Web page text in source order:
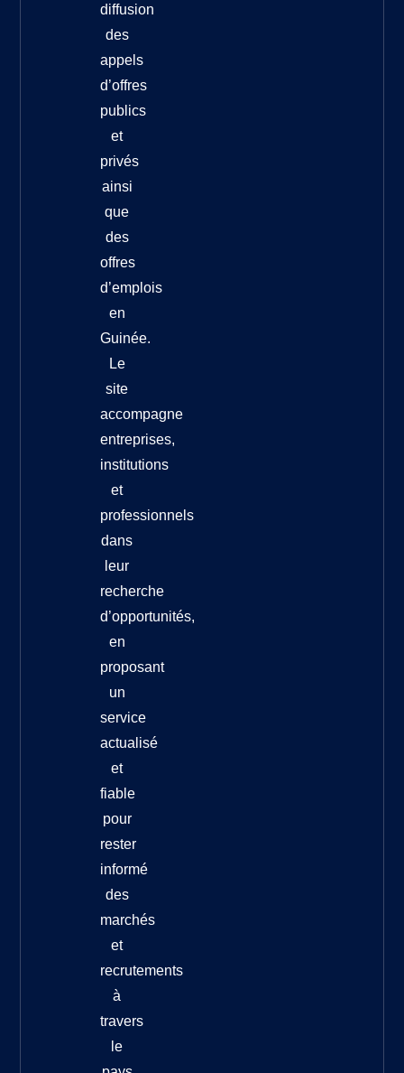
diffusion
des
appels
d’offres
publics
et
privés
ainsi
que
des
offres
d’emplois
en
Guinée.
Le
site
accompagne
entreprises,
institutions
et
professionnels
dans
leur
recherche
d’opportunités,
en
proposant
un
service
actualisé
et
fiable
pour
rester
informé
des
marchés
et
recrutements
à
travers
le